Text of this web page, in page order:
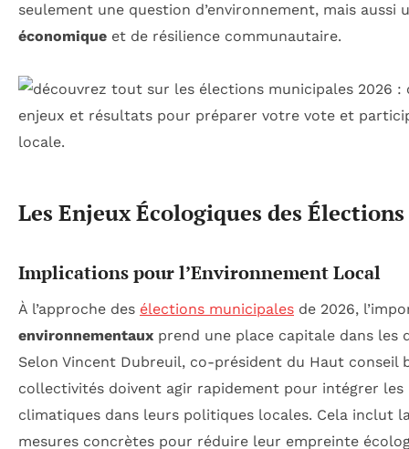
seulement une question d’environnement, mais aussi
économique et de résilience communautaire.
Les Enjeux Écologiques des
Implications pour l’Environnement Local
À l’approche des élections municipales de 2026,
environnementaux prend une place capitale dans les
Selon Vincent Dubreuil, co-président du Haut conseil
collectivités doivent agir rapidement pour intégrer les
climatiques dans leurs politiques locales. Cela inclut
mesures concrètes pour réduire leur empreinte